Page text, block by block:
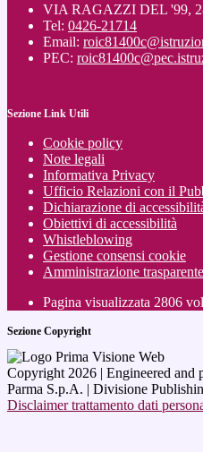
VIA RAGAZZI DEL '99,
Tel: 0426-21714
Email:
PEC:
Sezione Link Utili
Cookie policy
Note legali
Informativa Privacy
Ufficio Relazioni con il
Dichiarazione di
Obiettivi di accessibilità
Whistleblowing
Gestione consensi cookie
Amministrazione trasparente
Pagina visualizzata 2806
Sezione Copyright
Copyright 2026 | Engineered and
Parma S.p.A. | Divisione
Disclaimer trattamento dati